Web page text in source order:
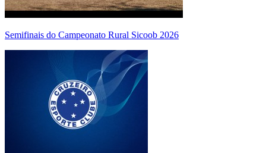
Semifinais do Campeonato Rural Sicoob 2026